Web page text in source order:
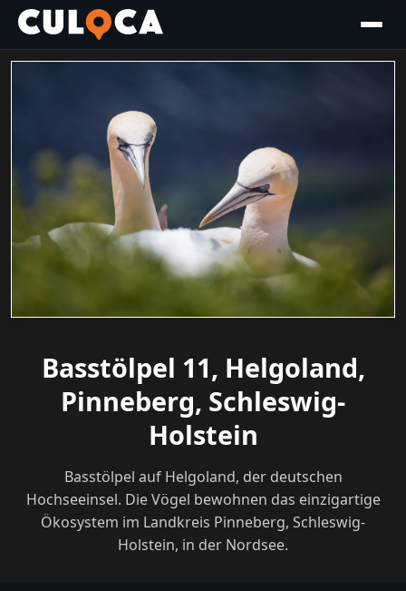
Basstölpel 11, Helgoland,
Pinneberg, Schleswig-
Holstein
Basstölpel auf Helgoland, der deutschen
Hochseeinsel. Die Vögel bewohnen das einzigartige
Ökosystem im Landkreis Pinneberg, Schleswig-
Holstein, in der Nordsee.